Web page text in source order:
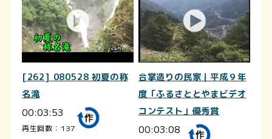
[262] 080528 初夏の称
名滝
00:03:53
再生回数：137
合掌造りの民家｜平成９年
度「ふるさととやまビデオ
コンテスト」優秀賞
00:03:08